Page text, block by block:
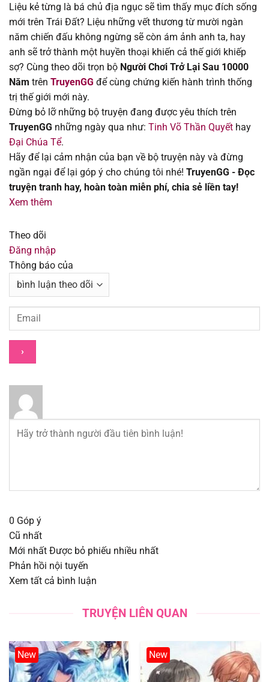
Chapter 78 31/07/2025
Chapter 77 31/07/2025
Chapter 76 31/07/2025
Chapter 75 31/07/2025
Chapter 74
Chapter 73 31/07/2025
Chapter 72
Chapter 71
Chapter 70
Chapter 69
Chapter 68
Chapter 67
Chapter 66
Chapter 65
Chapter 61
Chapter 60
Chapter 57 31/07/2025
Liệu kẻ từng là bá chủ địa ngục sẽ tìm thấy mục đích sống
mới trên Trái Đất? Liệu những vết thương từ mười ngàn
năm chiến đấu không ngừng sẽ còn ám ảnh anh ta, hay
anh sẽ trở thành một huyền thoại khiến cả thế giới khiếp
sợ? Cùng theo dõi trọn bộ Người Chơi Trở Lại Sau 10000
Năm trên TruyenGG để cùng chứng kiến hành trình thống
trị thế giới mới này.
Đừng bỏ lỡ những bộ truyện đang được yêu thích trên
TruyenGG những ngày qua như: Tinh Võ Thần Quyết hay
Đại Chúa Tể.
Hãy để lại cảm nhận của bạn về bộ truyện này và đừng
ngần ngại để lại góp ý cho chúng tôi nhé! TruyenGG - Đọc
truyện tranh hay, hoàn toàn miễn phí, chia sẻ liền tay!
Xem thêm
Theo dõi
Đăng nhập
Thông báo của
0 Góp ý
Cũ nhất
Mới nhất Được bỏ phiếu nhiều nhất
Phản hồi nội tuyến
Xem tất cả bình luận
TRUYỆN LIÊN QUAN
New New